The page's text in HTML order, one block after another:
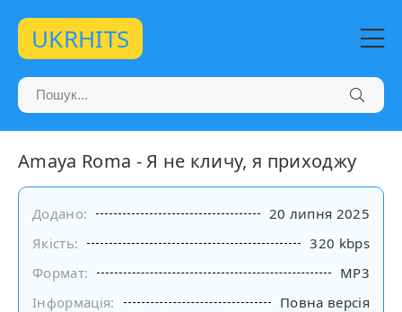
UKRHITS
Amaya Roma - Я не кличу, я приходжу
Додано:
20 липня 2025
Якість:
320 kbps
Формат:
MP3
Інформація:
Повна версія